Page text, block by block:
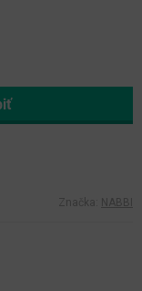
Značka: NABBI